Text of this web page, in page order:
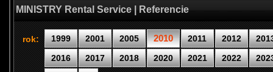
MINISTRY Rental Service | Referencie
rok: 1999 2001 2005 2010 2011 2012
2016
2017 2018 2020 2021 2022